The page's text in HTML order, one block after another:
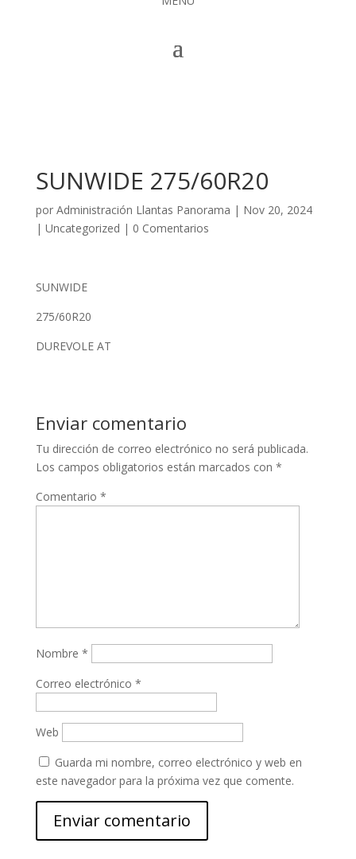
SUNWIDE 275/60R20
por Administración Llantas Panorama | Nov 20, 2024
| Uncategorized | 0 Comentarios
SUNWIDE
275/60R20
DUREVOLE AT
Enviar comentario
Tu dirección de correo electrónico no será publicada.
Los campos obligatorios están marcados con *
Comentario *
Nombre *
Correo electrónico *
Web
Guarda mi nombre, correo electrónico y web en
este navegador para la próxima vez que comente.